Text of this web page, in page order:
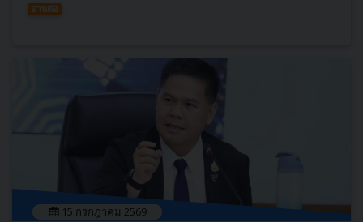
อ่านต่อ
15 กรกฎาคม 2569